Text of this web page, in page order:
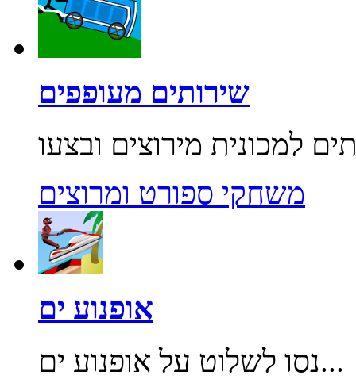
שירותים מעופפים
משחקי ספורט ומרוצים
אופנוע ים
נסו לשלוט על אופנוע ים...